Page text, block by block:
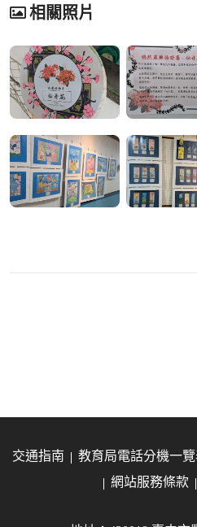
相關照片
交通指南 教育局電話分機一覽
網站服務條款